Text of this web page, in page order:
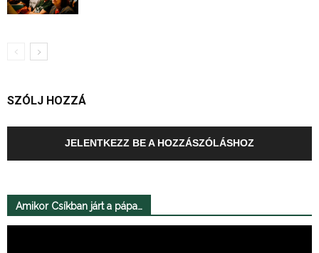
SZÓLJ HOZZÁ
JELENTKEZZ BE A HOZZÁSZÓLÁSHOZ
Amikor Csíkban járt a pápa…